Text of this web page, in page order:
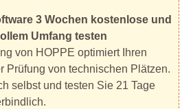
3 Wochen kostenlose und
Umfang testen
von HOPPE optimiert Ihren
Prüfung von technischen Plätzen.
selbst und testen Sie 21 Tage